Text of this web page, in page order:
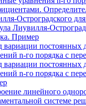
Остроградского
Лиувилля-
Пример
вариации постоянных
n-го порядка с
вариации постоянных
n-го порядка с
линейного
системе